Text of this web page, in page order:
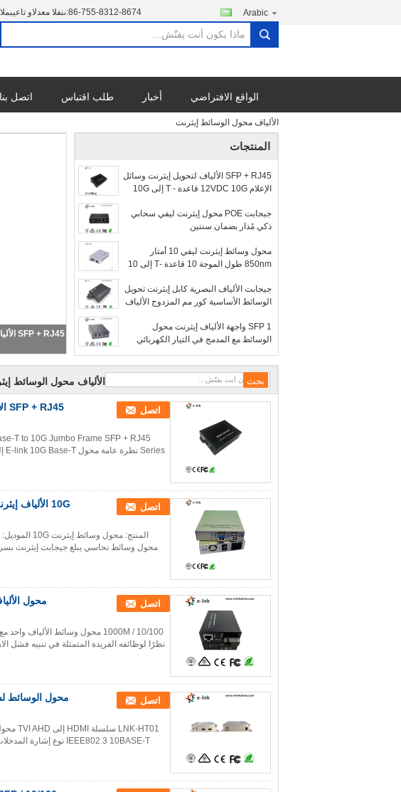
المبيعات والدعم الفنى:86-755-8312-8674 Arabic
search
اتصل بنا طلب اقتباس أخبار الواقع الافتراضي
الألياف محول الوسائط إيثرنت
المنتجات
SFP + RJ45 الألياف لتحويل إيثرنت وسائل
الإعلام 12VDC 10G قاعدة - T إلى 10G
جيجابت POE محول إيثرنت ليفي سحابي
ذكي مُدار بضمان سنتين
محول وسائط إيثرنت ليفي 10 أمتار
850nm طول الموجة 10 قاعدة -T إلى 10
جيجابت الألياف البصرية كابل إيثرنت تحويل
الوسائط الأساسية كور مم المزدوج الألياف
1 SFP واجهة الألياف إيثرنت محول
الوسائط مع المدمج في التيار الكهربائي
الألياف محول الوسائط
اتصل
اتصل
اتصل
نظرًا لوظائفه الفريدة المتمثلة في تنبيه فشل
اتصل